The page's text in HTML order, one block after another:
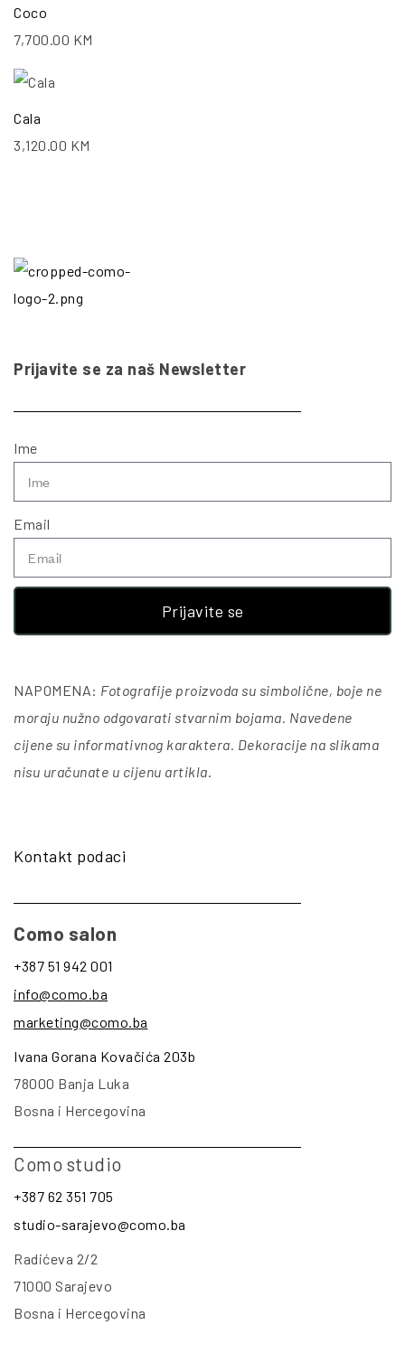
Coco
7,700.00 KM
Cala
3,120.00 KM
Prijavite se za naš Newsletter
Ime
Email
Prijavite se
NAPOMENA: Fotografije proizvoda su simbolične, boje ne
moraju nužno odgovarati stvarnim bojama. Navedene
cijene su informativnog karaktera. Dekoracije na slikama
nisu uračunate u cijenu artikla.
Kontakt podaci
Como salon
+387 51 942 001
info@como.ba
marketing@como.ba
Ivana Gorana Kovačića 203b
78000 Banja Luka
Bosna i Hercegovina
Como studio
+387 62 351 705
studio-sarajevo@como.ba
Radićeva 2/2
71000 Sarajevo
Bosna i Hercegovina